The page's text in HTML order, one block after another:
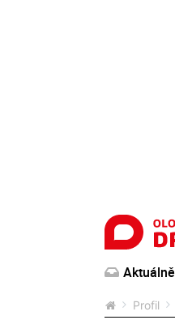
Aktuálně
Profil